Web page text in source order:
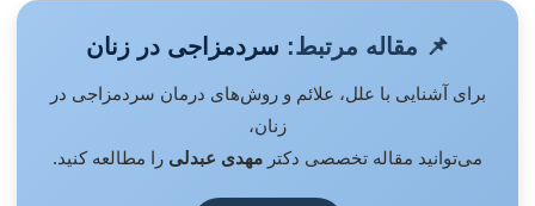
📌 مقاله مرتبط: سردمزاجی در زنان
برای آشنایی با علل، علائم و روش‌های درمان سردمزاجی در
زنان،
می‌توانید مقاله تخصصی دکتر مهدی عبدلی را مطالعه کنید.